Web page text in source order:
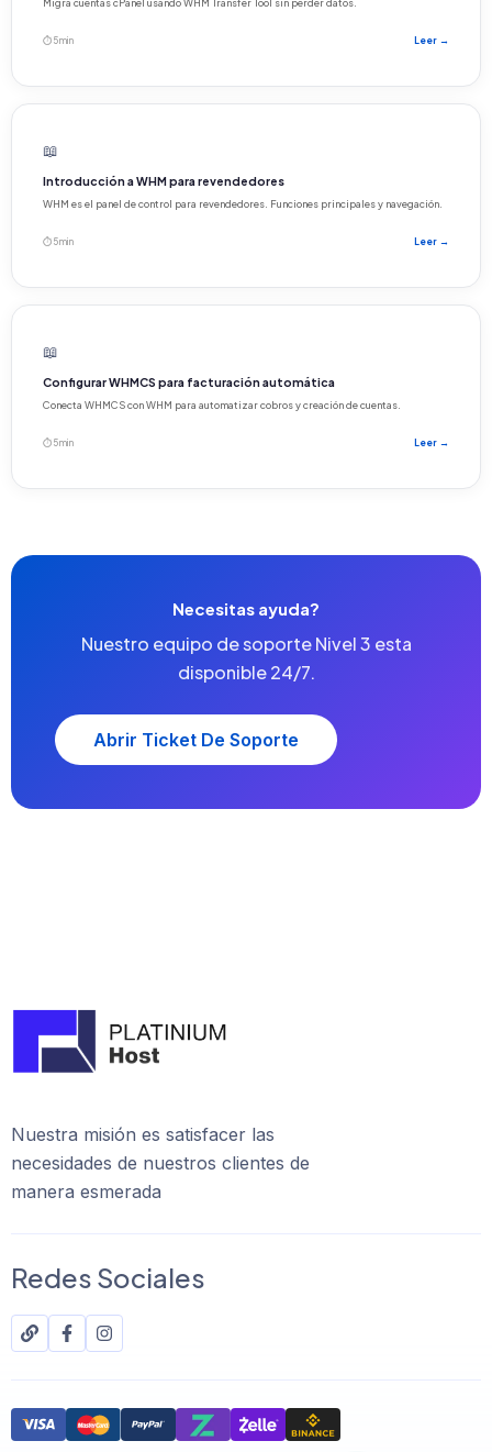
Migra cuentas cPanel usando WHM Transfer Tool sin perder datos.
⏱ 5 min Leer →
📖
Introducción a WHM para revendedores
WHM es el panel de control para revendedores. Funciones principales y navegación.
⏱ 5 min Leer →
📖
Configurar WHMCS para facturación automática
Conecta WHMCS con WHM para automatizar cobros y creación de cuentas.
⏱ 5 min Leer →
Necesitas ayuda?
Nuestro equipo de soporte Nivel 3 esta
disponible 24/7.
Abrir Ticket De Soporte
Nuestra misión es satisfacer las
necesidades de nuestros clientes de
manera esmerada
Redes Sociales